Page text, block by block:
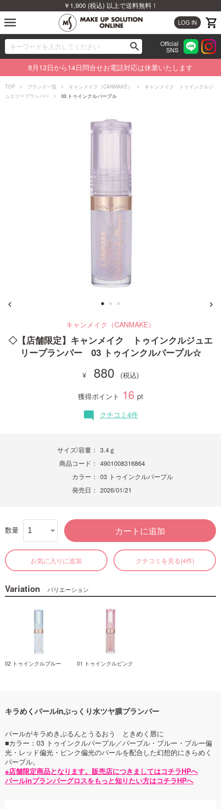
￥1,900 (税込) 以上で送料無料！
LOG IN
menu
search
00
Official
SNS
ブランドから探す
カテゴリから探す
ビューティジャーナルから探す
8月12日から14日問合せお電話対応は休業いたします
TOP ブランド一覧 キャンメイク（CANMAKE）
キャンメイク トゥインクルジ
ュエリープランパー
03 トゥインクルパープル
キャンメイク（CANMAKE）
◇【店舗限定】キャンメイク トゥインクルジュエ
リープランパー 03 トゥインクルパープル☆
880
獲得ポイント 16 pt
mode_comment クチコミ4件
サイズ/容量： 3.4ｇ
商品コード： 4901008316864
カラー： 03 トゥインクルパープル
発売日： 2026/01/21
数量 カートに追加
お気に入りに追加 クチコミを見る(4件)
Variation バリエーション
02 トゥインクルブルー 01 トゥインクルピンク
キラめくパールinぷっくり水ツヤ膜プランパー
パールがキラめきぷるんとうるおう ときめく唇に
■カラー：03 トゥインクルパープル／パープル・ブルー・ブルー偏
光・レッド偏光・ピンク偏光のパールを配合した幻想的にきらめく
パープル。
※店舗限定商品となります。販売店につきましてはコチラHPへ
パールinプランパーグロスをもっと知りたい方はコチラHPへ